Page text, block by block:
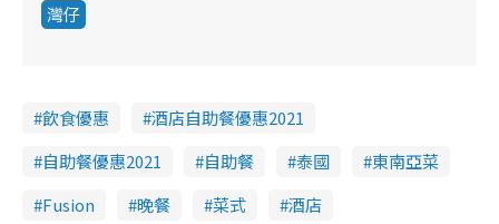
灣仔
飲食優惠
酒店自助餐優惠2021
自助餐優惠2021
自助餐 泰國
東南亞菜
Fusion
晚餐 菜式 酒店